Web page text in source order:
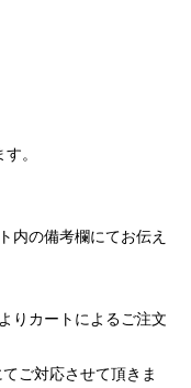
。
内の備考欄にてお伝え
りカートによるご注文
ご対応させて頂きま